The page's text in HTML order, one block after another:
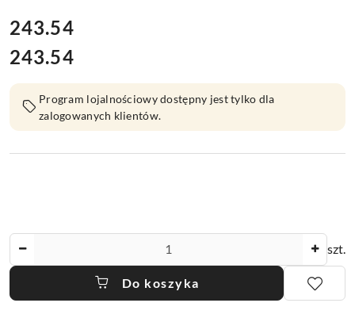
cena:
243.54
Cena:
243.54
Program lojalnościowy dostępny jest tylko dla
zalogowanych klientów.
szt.
Do koszyka